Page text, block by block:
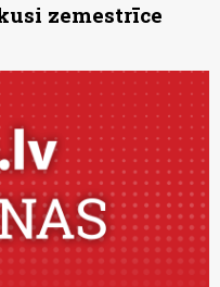
zemestrīce